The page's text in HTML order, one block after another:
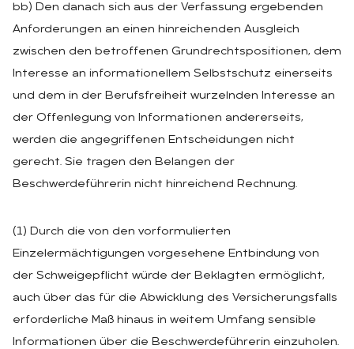
bb) Den danach sich aus der Verfassung ergebenden
Anforderungen an einen hinreichenden Ausgleich
zwischen den betroffenen Grundrechtspositionen, dem
Interesse an informationellem Selbstschutz einerseits
und dem in der Berufsfreiheit wurzelnden Interesse an
der Offenlegung von Informationen andererseits,
werden die angegriffenen Entscheidungen nicht
gerecht. Sie tragen den Belangen der
Beschwerdeführerin nicht hinreichend Rechnung.
(1) Durch die von den vorformulierten
Einzelermächtigungen vorgesehene Entbindung von
der Schweigepflicht würde der Beklagten ermöglicht,
auch über das für die Abwicklung des Versicherungsfalls
erforderliche Maß hinaus in weitem Umfang sensible
Informationen über die Beschwerdeführerin einzuholen.